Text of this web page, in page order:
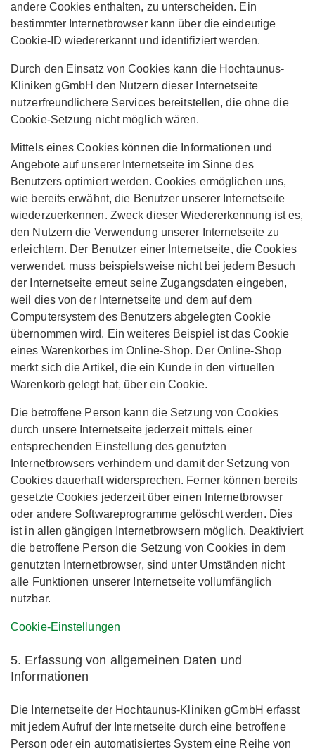
andere Cookies enthalten, zu unterscheiden. Ein
bestimmter Internetbrowser kann über die eindeutige
Cookie-ID wiedererkannt und identifiziert werden.
Durch den Einsatz von Cookies kann die Hochtaunus-
Kliniken gGmbH den Nutzern dieser Internetseite
nutzerfreundlichere Services bereitstellen, die ohne die
Cookie-Setzung nicht möglich wären.
Mittels eines Cookies können die Informationen und
Angebote auf unserer Internetseite im Sinne des
Benutzers optimiert werden. Cookies ermöglichen uns,
wie bereits erwähnt, die Benutzer unserer Internetseite
wiederzuerkennen. Zweck dieser Wiedererkennung ist es,
den Nutzern die Verwendung unserer Internetseite zu
erleichtern. Der Benutzer einer Internetseite, die Cookies
verwendet, muss beispielsweise nicht bei jedem Besuch
der Internetseite erneut seine Zugangsdaten eingeben,
weil dies von der Internetseite und dem auf dem
Computersystem des Benutzers abgelegten Cookie
übernommen wird. Ein weiteres Beispiel ist das Cookie
eines Warenkorbes im Online-Shop. Der Online-Shop
merkt sich die Artikel, die ein Kunde in den virtuellen
Warenkorb gelegt hat, über ein Cookie.
Die betroffene Person kann die Setzung von Cookies
durch unsere Internetseite jederzeit mittels einer
entsprechenden Einstellung des genutzten
Internetbrowsers verhindern und damit der Setzung von
Cookies dauerhaft widersprechen. Ferner können bereits
gesetzte Cookies jederzeit über einen Internetbrowser
oder andere Softwareprogramme gelöscht werden. Dies
ist in allen gängigen Internetbrowsern möglich. Deaktiviert
die betroffene Person die Setzung von Cookies in dem
genutzten Internetbrowser, sind unter Umständen nicht
alle Funktionen unserer Internetseite vollumfänglich
nutzbar.
Cookie-Einstellungen
5. Erfassung von allgemeinen Daten und
Informationen
Die Internetseite der Hochtaunus-Kliniken gGmbH erfasst
mit jedem Aufruf der Internetseite durch eine betroffene
Person oder ein automatisiertes System eine Reihe von